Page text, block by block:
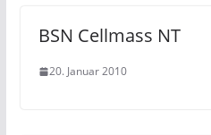
BSN Cellmass NT
20. Januar 2010